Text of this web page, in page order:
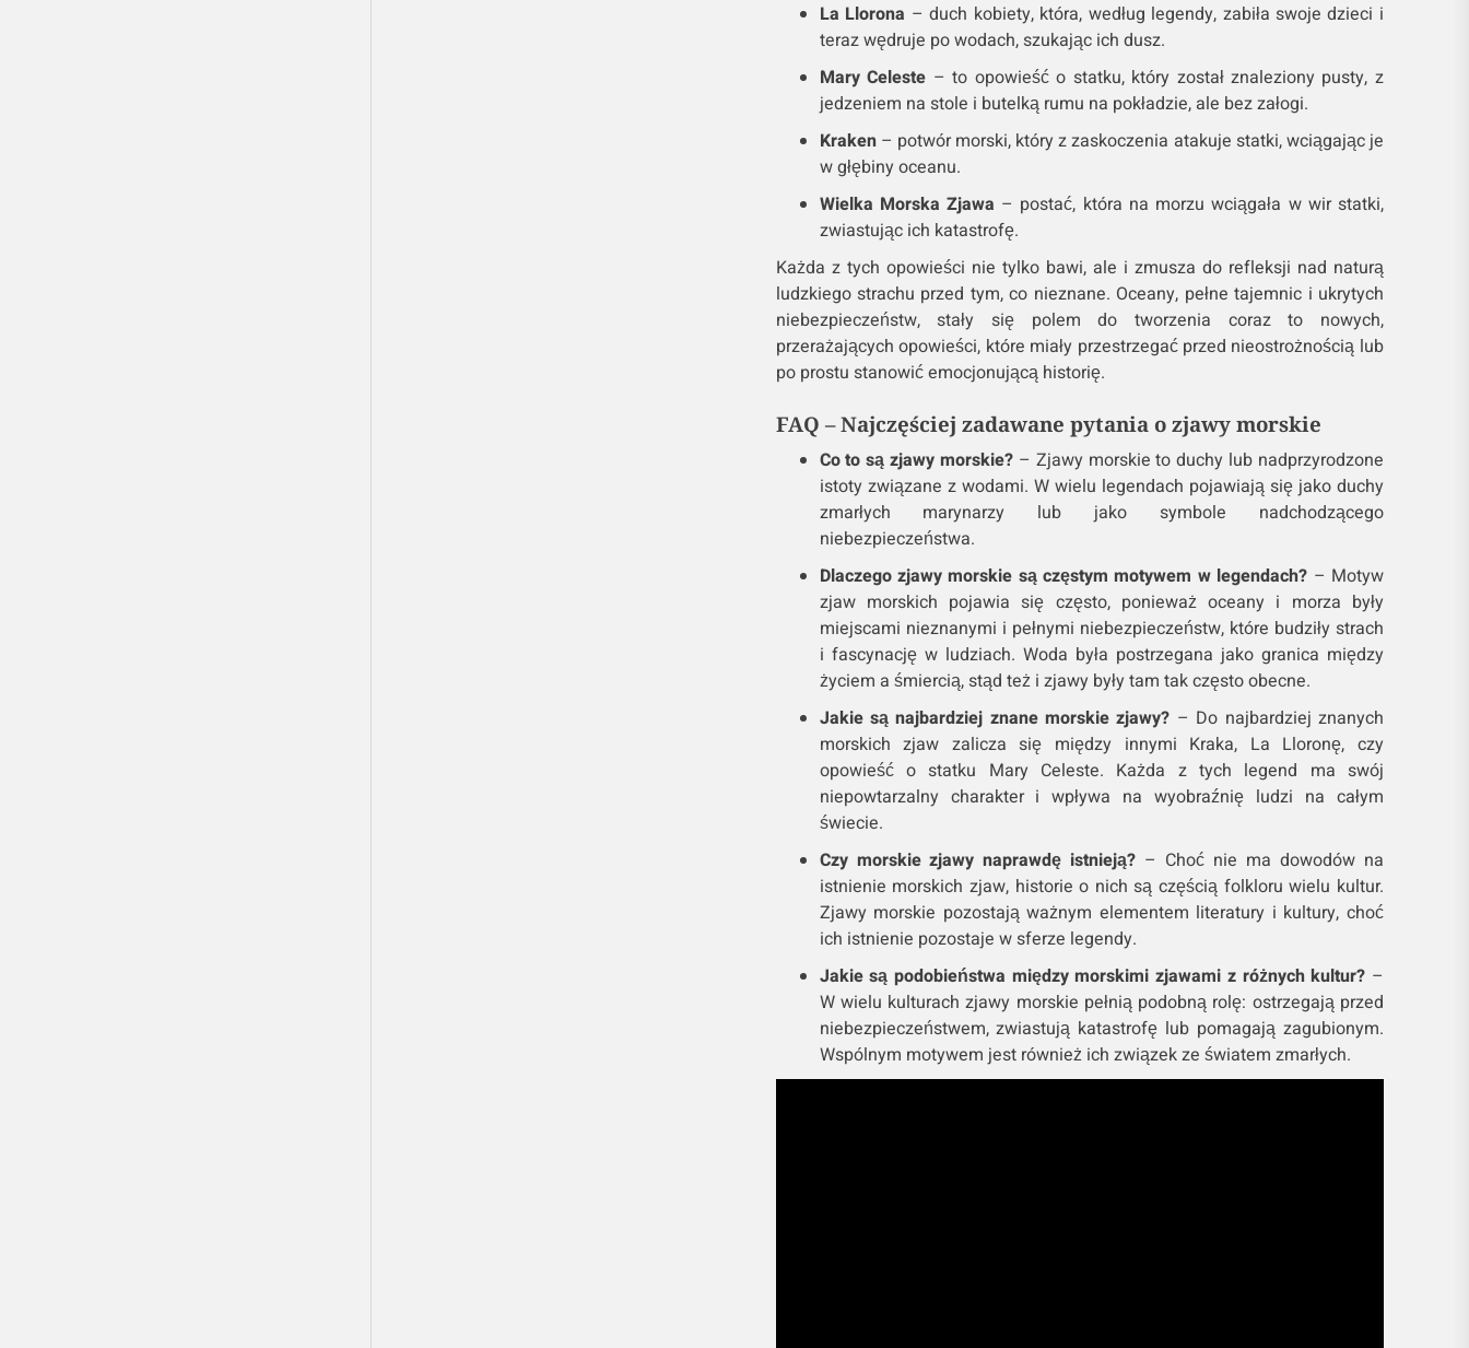
La Llorona – duch kobiety, która, według legendy, zabiła swoje dzieci i
teraz wędruje po wodach, szukając ich dusz.
Mary Celeste – to opowieść o statku, który został znaleziony pusty, z
jedzeniem na stole i butelką rumu na pokładzie, ale bez załogi.
Kraken– potwór morski, który z zaskoczenia atakuje statki, wciągając je
w głębiny oceanu.
Wielka Morska Zjawa – postać, która na morzu wciągała w wir statki,
zwiastując ich katastrofę.
Każda z tych opowieści nie tylko bawi, ale i zmusza do refleksji nad naturą
ludzkiego strachu przed tym, co nieznane. Oceany, pełne tajemnic i ukrytych
niebezpieczeństw, stały się polem do tworzenia coraz to nowych,
przerażających opowieści, które miały przestrzegać przed nieostrożnością lub
po prostu stanowić emocjonującą historię.
FAQ – Najczęściej zadawane pytania o zjawy morskie
Co to są zjawy morskie? – Zjawy morskie to duchy lub nadprzyrodzone
istoty związane z wodami. W wielu legendach pojawiają się jako duchy
zmarłych marynarzy lub jako symbole nadchodzącego
niebezpieczeństwa.
Dlaczego zjawy morskie są częstym motywem w legendach? – Motyw
zjaw morskich pojawia się często, ponieważ oceany i morza były
miejscami nieznanymi i pełnymi niebezpieczeństw, które budziły strach
i fascynację w ludziach. Woda była postrzegana jako granica między
życiem a śmiercią, stąd też i zjawy były tam tak często obecne.
Jakie są najbardziej znane morskie zjawy? – Do najbardziej znanych
morskich zjaw zalicza się między innymi Kraka, La Lloronę, czy
opowieść o statku Mary Celeste. Każda z tych legend ma swój
niepowtarzalny charakter i wpływa na wyobraźnię ludzi na całym
świecie.
Czy morskie zjawy naprawdę istnieją? – Choć nie ma dowodów na
istnienie morskich zjaw, historie o nich są częścią folkloru wielu kultur.
Zjawy morskie pozostają ważnym elementem literatury i kultury, choć
ich istnienie pozostaje w sferze legendy.
Jakie są podobieństwa między morskimi zjawami z różnych kultur? –
W wielu kulturach zjawy morskie pełnią podobną rolę: ostrzegają przed
niebezpieczeństwem, zwiastują katastrofę lub pomagają zagubionym.
Wspólnym motywem jest również ich związek ze światem zmarłych.